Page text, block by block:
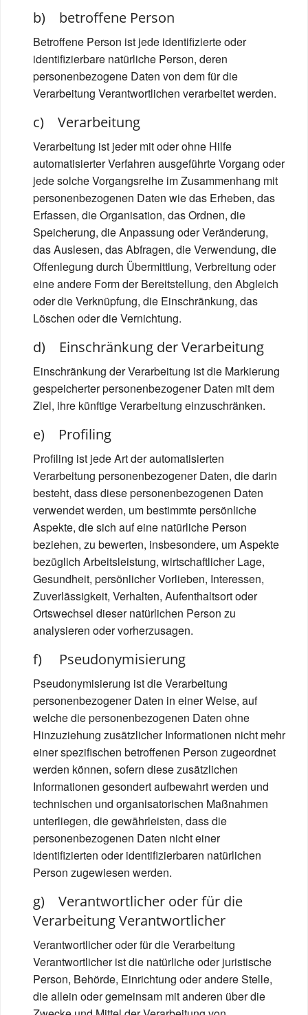
b) betroffene Person
Betroffene Person ist jede identifizierte oder
identifizierbare natürliche Person, deren
personenbezogene Daten von dem für die
Verarbeitung Verantwortlichen verarbeitet werden.
c) Verarbeitung
Verarbeitung ist jeder mit oder ohne Hilfe
automatisierter Verfahren ausgeführte Vorgang oder
jede solche Vorgangsreihe im Zusammenhang mit
personenbezogenen Daten wie das Erheben, das
Erfassen, die Organisation, das Ordnen, die
Speicherung, die Anpassung oder Veränderung,
das Auslesen, das Abfragen, die Verwendung, die
Offenlegung durch Übermittlung, Verbreitung oder
eine andere Form der Bereitstellung, den Abgleich
oder die Verknüpfung, die Einschränkung, das
Löschen oder die Vernichtung.
d) Einschränkung der Verarbeitung
Einschränkung der Verarbeitung ist die Markierung
gespeicherter personenbezogener Daten mit dem
Ziel, ihre künftige Verarbeitung einzuschränken.
e) Profiling
Profiling ist jede Art der automatisierten
Verarbeitung personenbezogener Daten, die darin
besteht, dass diese personenbezogenen Daten
verwendet werden, um bestimmte persönliche
Aspekte, die sich auf eine natürliche Person
beziehen, zu bewerten, insbesondere, um Aspekte
bezüglich Arbeitsleistung, wirtschaftlicher Lage,
Gesundheit, persönlicher Vorlieben, Interessen,
Zuverlässigkeit, Verhalten, Aufenthaltsort oder
Ortswechsel dieser natürlichen Person zu
analysieren oder vorherzusagen.
f) Pseudonymisierung
Pseudonymisierung ist die Verarbeitung
personenbezogener Daten in einer Weise, auf
welche die personenbezogenen Daten ohne
Hinzuziehung zusätzlicher Informationen nicht mehr
einer spezifischen betroffenen Person zugeordnet
werden können, sofern diese zusätzlichen
Informationen gesondert aufbewahrt werden und
technischen und organisatorischen Maßnahmen
unterliegen, die gewährleisten, dass die
personenbezogenen Daten nicht einer
identifizierten oder identifizierbaren natürlichen
Person zugewiesen werden.
g) Verantwortlicher oder für die
Verarbeitung Verantwortlicher
Verantwortlicher oder für die Verarbeitung
Verantwortlicher ist die natürliche oder juristische
Person, Behörde, Einrichtung oder andere Stelle,
die allein oder gemeinsam mit anderen über die